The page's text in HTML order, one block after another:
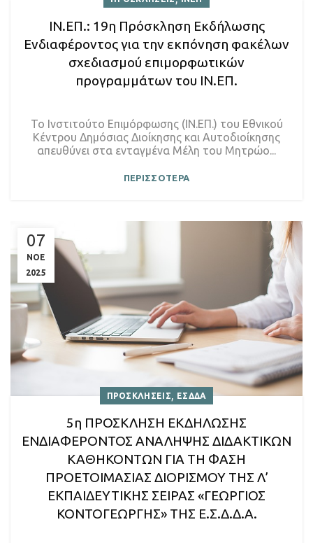
ΙΝ.ΕΠ.: 19η Πρόσκληση Εκδήλωσης
Ενδιαφέροντος για την εκπόνηση φακέλων
σχεδιασμού επιμορφωτικών
προγραμμάτων του ΙΝ.ΕΠ.
Το Ινστιτούτο Επιμόρφωσης (ΙΝ.ΕΠ.) του Εθνικού
Κέντρου Δημόσιας Διοίκησης και Αυτοδιοίκησης
απευθύνει στα ενταγμένα Μέλη του Μητρώο...
ΠΕΡΙΣΣΟΤΕΡΑ
07
ΝΟΕ
2025
ΠΡΟΣΚΛΗΣΕΙΣ, ΕΣΔΔΑ
5η ΠΡΟΣΚΛΗΣΗ ΕΚΔΗΛΩΣΗΣ
ΕΝΔΙΑΦΕΡΟΝΤΟΣ ΑΝΑΛΗΨΗΣ ΔΙΔΑΚΤΙΚΩΝ
ΚΑΘΗΚΟΝΤΩΝ ΓΙΑ ΤΗ ΦΑΣΗ
ΠΡΟΕΤΟΙΜΑΣΙΑΣ ΔΙΟΡΙΣΜΟΥ ΤΗΣ Λ’
ΕΚΠΑΙΔΕΥΤΙΚΗΣ ΣΕΙΡΑΣ «ΓΕΩΡΓΙΟΣ
ΚΟΝΤΟΓΕΩΡΓΗΣ» ΤΗΣ Ε.Σ.Δ.Δ.Α.